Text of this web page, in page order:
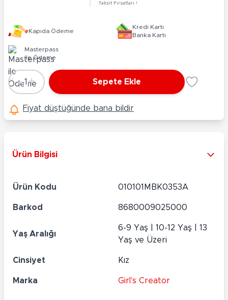
Taksit Fırsatları !
Kapıda Ödeme
Kredi Kartı
Banka Kartı
Masterpass
ile Ödeme
Adet
-1 + Sepete Ekle
Fiyat düştüğünde bana bildir
Ürün Bilgisi
Ürün Kodu 010101MBK0353A
Barkod 8680009025000
Yaş Aralığı
6-9 Yaş | 10-12 Yaş | 13
Yaş ve Üzeri
Cinsiyet Kız
Marka Girl's Creator